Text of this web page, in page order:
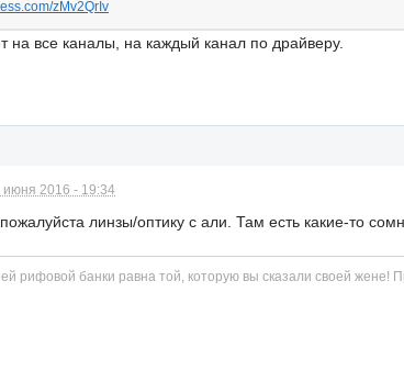
zMv2QrIv
на все каналы, на каждый канал по драйверу.
июня 2016 - 19:34
линзы/оптику с али. Там есть какие-то
рифовой банки равна той, которую вы сказали своей жене!